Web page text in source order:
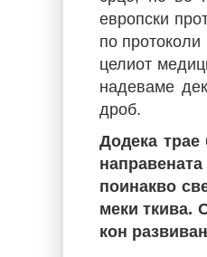
европски
по
целиот
надеваме
дроб.
Додека трае
поинакво
меки ткива.
кон